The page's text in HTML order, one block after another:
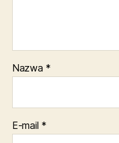
Nazwa *
E-mail *